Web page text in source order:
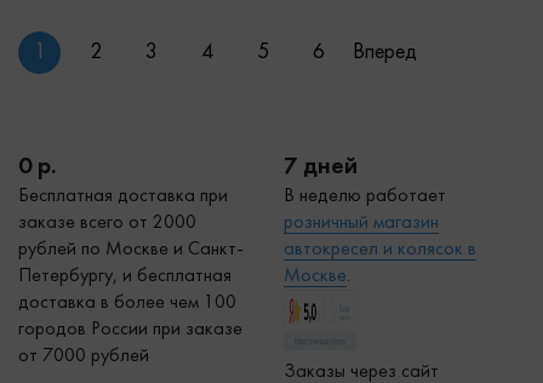
2 3 4 5 6 Вперед
0 р.
Бесплатная доставка при
заказе всего от 2000
рублей по Москве и Санкт-
Петербургу, и бесплатная
доставка в более чем 100
городов России при заказе
от 7000 рублей
7 дней
В неделю работает
розничный магазин
автокресел и колясок в
Москве.
Заказы через сайт